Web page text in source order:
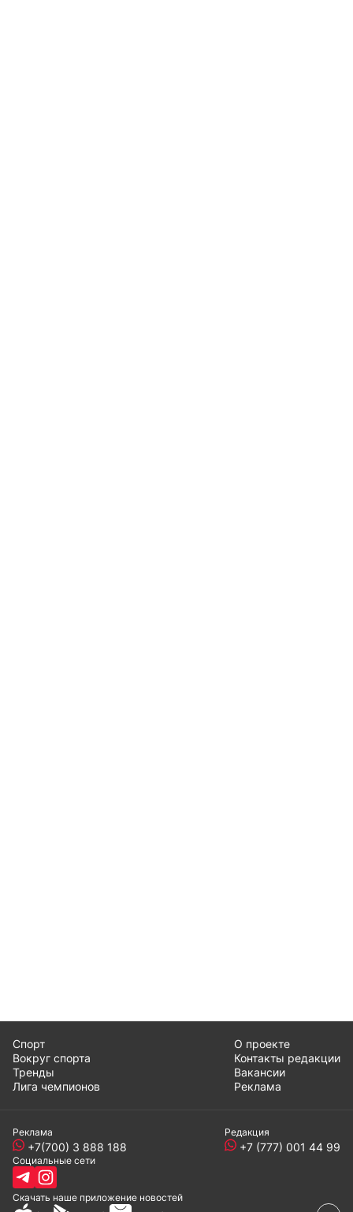
Спорт
Вокруг спорта
Тренды
Лига чемпионов
О проекте
Контакты редакции
Вакансии
Реклама
Реклама
+7(700) 3 888 188
Редакция
+7 (777) 001 44 99
Социальные сети
Скачать наше приложение новостей